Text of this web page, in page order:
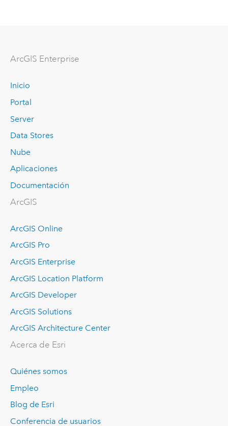
ArcGIS Enterprise
Inicio
Portal
Server
Data Stores
Nube
Aplicaciones
Documentación
ArcGIS
ArcGIS Online
ArcGIS Pro
ArcGIS Enterprise
ArcGIS Location Platform
ArcGIS Developer
ArcGIS Solutions
ArcGIS Architecture Center
Acerca de Esri
Quiénes somos
Empleo
Blog de Esri
Conferencia de usuarios